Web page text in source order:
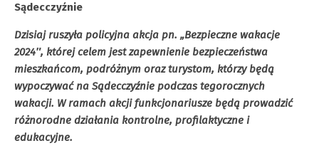
Sądecczyźnie
Dzisiaj ruszyła policyjna akcja pn. „Bezpieczne wakacje
2024″, której celem jest zapewnienie bezpieczeństwa
mieszkańcom, podróżnym oraz turystom, którzy będą
wypoczywać na Sądecczyźnie podczas tegorocznych
wakacji. W ramach akcji funkcjonariusze będą prowadzić
różnorodne działania kontrolne, profilaktyczne i
edukacyjne.